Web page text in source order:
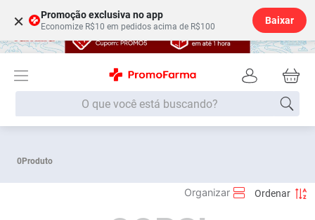
× Promoção exclusiva no app
Economize R$10 em pedidos acima de R$100
Baixar
O que você está buscando?
0Produto